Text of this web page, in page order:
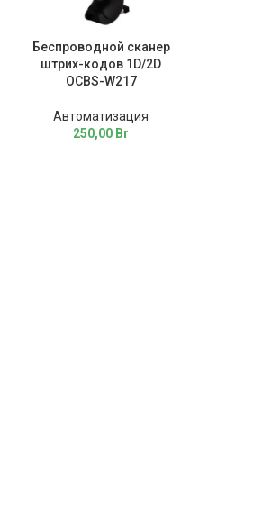
Беспроводной сканер
штрих-кодов 1D/2D
OCBS-W217
Автоматизация
250,00 Br